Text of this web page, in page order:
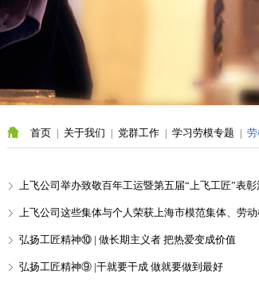
首页 关于我们 党群工作 学习劳模专题
上飞公司举办致敬百年工运暨第五届“上飞工匠”表彰
上飞公司这些集体与个人荣获上海市模范集体、劳
弘扬工匠精神⑩ | 做长期主义者 把热爱变成价值
弘扬工匠精神⑨ |干就要干成 做就要做到最好